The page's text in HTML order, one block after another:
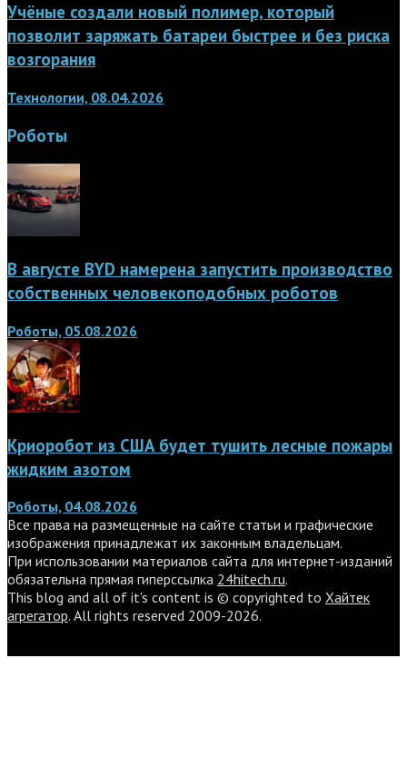
Учёные создали новый полимер, который
позволит заряжать батареи быстрее и без риска
возгорания
Технологии, 08.04.2026
Роботы
В августе BYD намерена запустить производство
собственных человекоподобных роботов
Роботы, 05.08.2026
Криоробот из США будет тушить лесные пожары
жидким азотом
Роботы, 04.08.2026
Все права на размещенные на сайте статьи и графические
изображения принадлежат их законным владельцам.
При использовании материалов сайта для интернет-изданий
обязательна прямая гиперссылка 24hitech.ru.
This blog and all of it's content is © copyrighted to Хайтек
агрегатор. All rights reserved 2009-2026.